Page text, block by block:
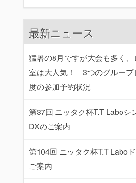
最新ニュース
猛暑の8月ですが大会も多く
室は大人気！ 3つのグループ
度の参加予約状況
第37回 ニッタク杯T.T Laboシ
DXのご案内
第104回 ニッタク杯T.T Labo
ご案内